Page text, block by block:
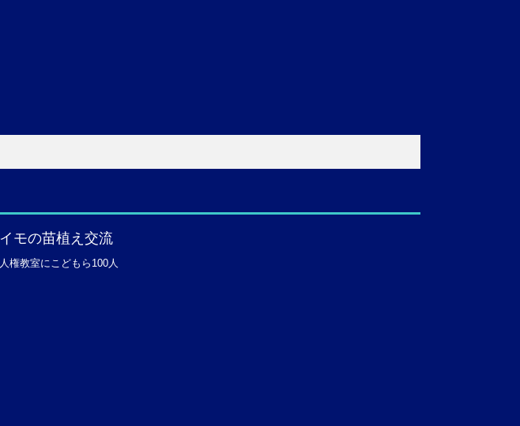
イモの苗植え交流
人権教室にこどもら100人